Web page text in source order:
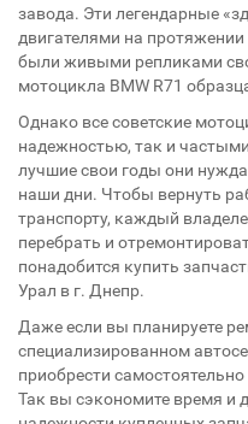
завода. Эти легендарные
двигателями на протяжении
были живыми репликами
мотоцикла BMW R71
Однако все советские
надежностью, так и
лучшие свои годы они
наши дни. Чтобы вернуть
транспорту, каждый
перебрать и
понадобится купить
Урал в г. Днепр.
Даже если вы планируете
специализированном
приобрести
Так вы сэкономите время и